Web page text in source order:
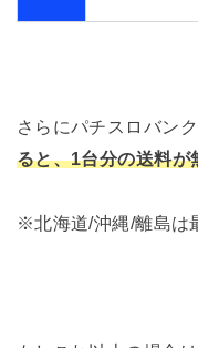
さらにパチスロバン
ると、1台分の送料が
※北海道/沖縄/離島は